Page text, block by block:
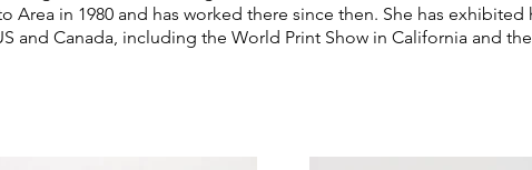
Area in 1980 and has worked there since then. She has
and Canada, including the World Print Show in California and